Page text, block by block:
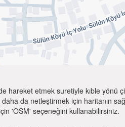
hareket etmek suretiyle kıble yönü
da netleştirmek için haritanın
'OSM' seçeneğini kullanabilirsiniz.